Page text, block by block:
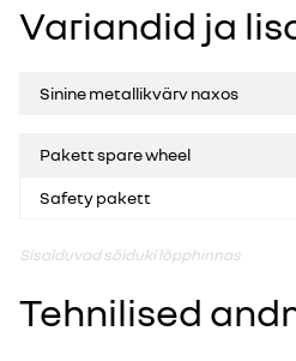
Variandid ja
Sinine metallikvärv naxos
Pakett spare wheel
Safety pakett
Sisalduvad sõiduki lõpphinnas
Tehnilised